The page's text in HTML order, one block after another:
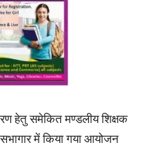
हेतु समेकित मण्डलीय शिक्षक
में किया गया आयोजन